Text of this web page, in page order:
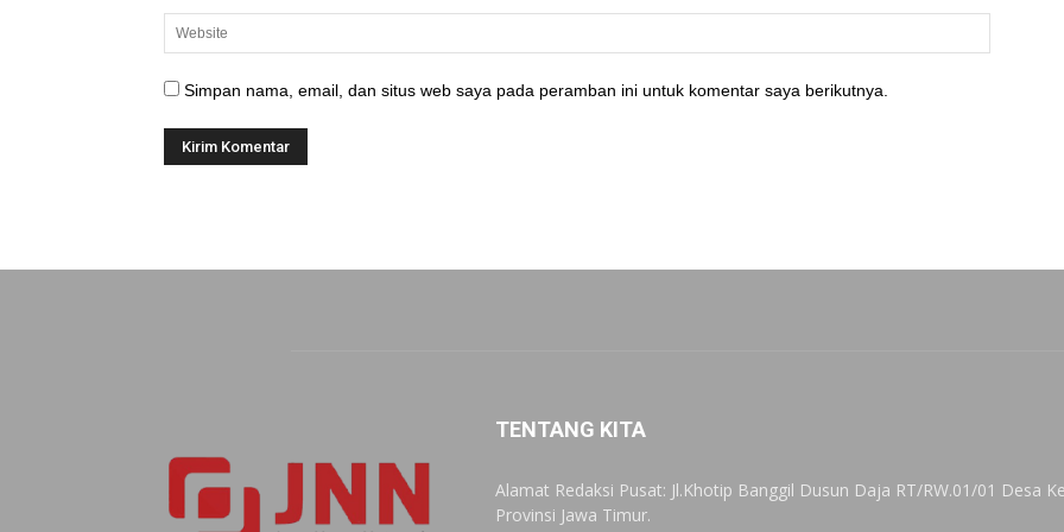
Simpan nama, email, dan situs web saya pada peramban ini untuk komentar saya berikutnya.
TENTANG KITA
Alamat Redaksi Pusat: Jl.Khotip Banggil Dusun Daja RT/RW.01/01 Desa
Provinsi Jawa Timur.